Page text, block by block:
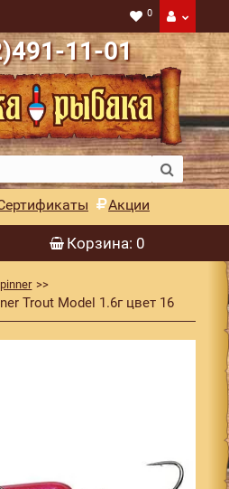
0
11-01
Акции
Корзина: 0
Trout Model 1.6г цвет 16